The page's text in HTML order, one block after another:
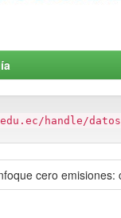
handle/
cero emisiones: